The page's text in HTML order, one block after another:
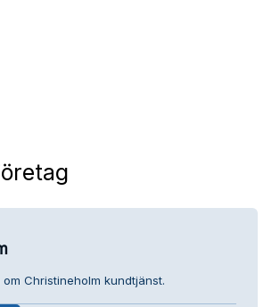
Christineholm kundtjänst.